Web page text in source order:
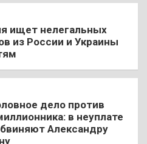
ищет нелегальных
из России и Украины
дело против
в неуплате
Александру